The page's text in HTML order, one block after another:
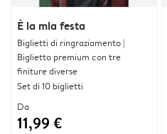
È la mia festa
Biglietti di ringraziamento |
Biglietto premium con tre
finiture diverse
Set di 10 biglietti
Da
11,99 €